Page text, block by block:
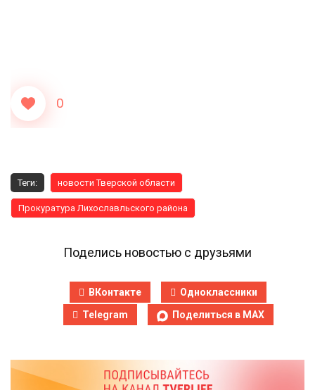
0
Теги: новости Тверской области
Прокуратура Лихославльского района
Поделись новостью с друзьями
ВКонтакте
Одноклассники
Telegram
Поделиться в MAX